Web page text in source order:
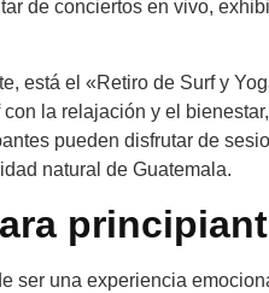
de conciertos en vivo,
está el «Retiro de Surf y
la relajación y el
pueden disfrutar de
natural de Guatemala.
ser una experiencia